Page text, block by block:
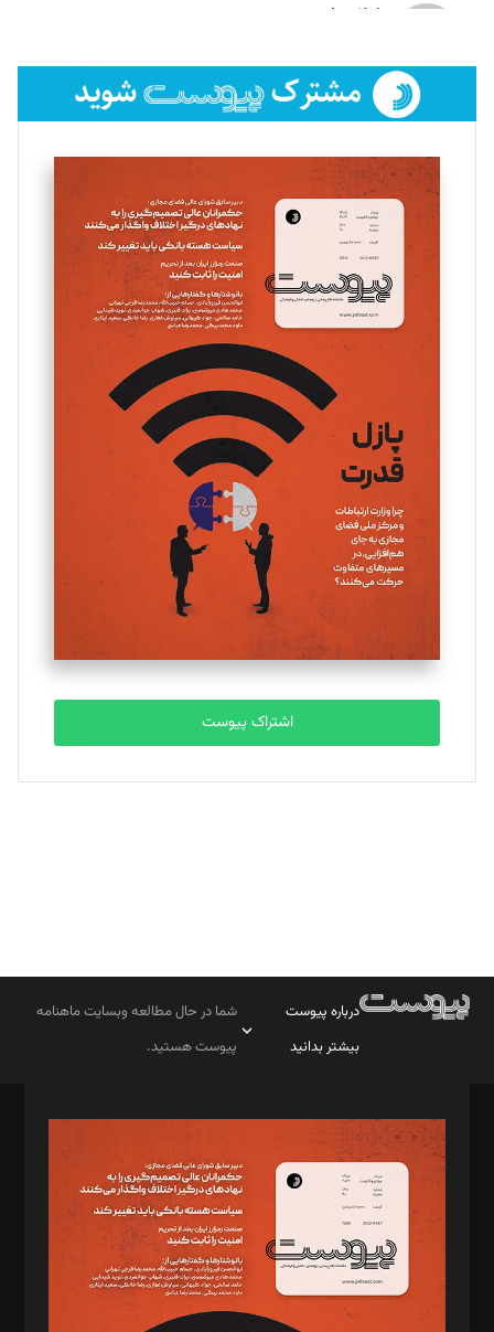
لیلا حنارود
فائزه فتحی رستمی
تحریریه
سروش کرمیان
تحریریه
مینا پاکدل
یسنا امان‌پور
تحریریه
ملینا جعفری
تحریریه
مصطفی مسجدی آرانی
تحریریه
بابک نقاش
تحریریه
اشتراک پیوست
درباره پیوست
بیشتر بدانید
شما در حال مطالعه وبسایت ماهنامه
پیوست هستید.
مدیر مسئول: محمدباقر اثنی‌عشری
سردبیر: مهرک محمودی
دبیر تحریریه: میثم قاسمی
د‌بیر ناداستان: سمانه سمیع
د‌بیر خدمت و تجارت: ابوالفضل رجبی
د‌بیر حقوق فناوری: حسام‌الدین ایپکچی
د‌بیر پیوست جهان: مینا پاکدل